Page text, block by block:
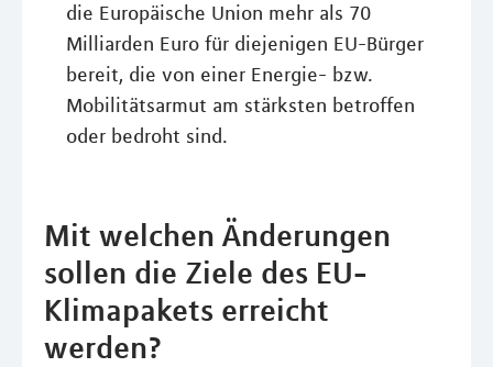
die Europäische Union mehr als 70
Milliarden Euro für diejenigen EU-Bürger
bereit, die von einer Energie- bzw.
Mobilitätsarmut am stärksten betroffen
oder bedroht sind.
Mit welchen Änderungen
sollen die Ziele des EU-
Klimapakets erreicht
werden?